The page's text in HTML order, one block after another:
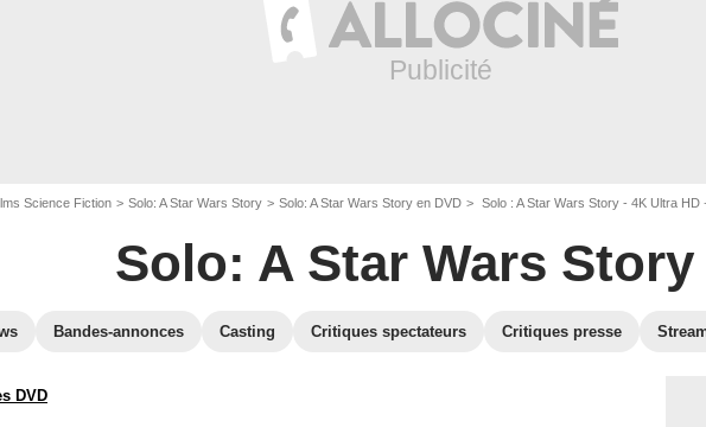
Science Fiction Solo: A Star Wars Story Solo: A Star Wars Story en DVD Solo : A Star Wars Story - 4K Ultra HD
Solo: A Star Wars Story
Bandes-annonces Casting Critiques spectateurs Critiques presse
DVD